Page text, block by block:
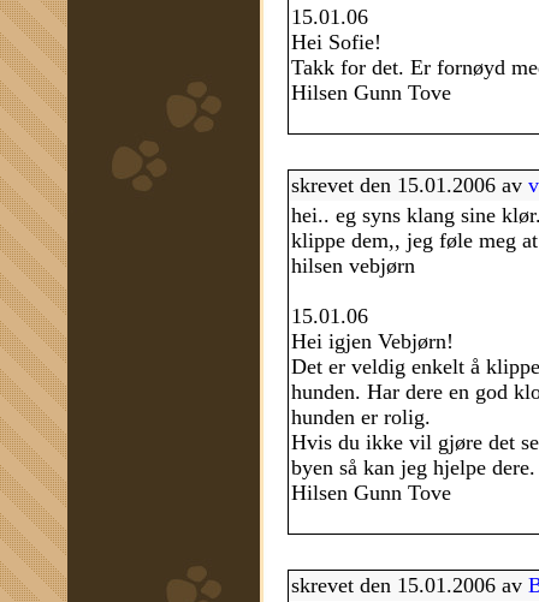
15.01.06
Hei Sofie!
Takk for det. Er fornøyd
Hilsen Gunn Tove
skrevet den 15.01.2006 av
hei.. eg syns klang sine
klippe dem,, jeg føle meg
hilsen vebjørn
15.01.06
Hei igjen Vebjørn!
Det er veldig enkelt å
hunden. Har dere en god
hunden er rolig.
Hvis du ikke vil gjøre det
byen så kan jeg hjelpe dere.
Hilsen Gunn Tove
skrevet den 15.01.2006 av